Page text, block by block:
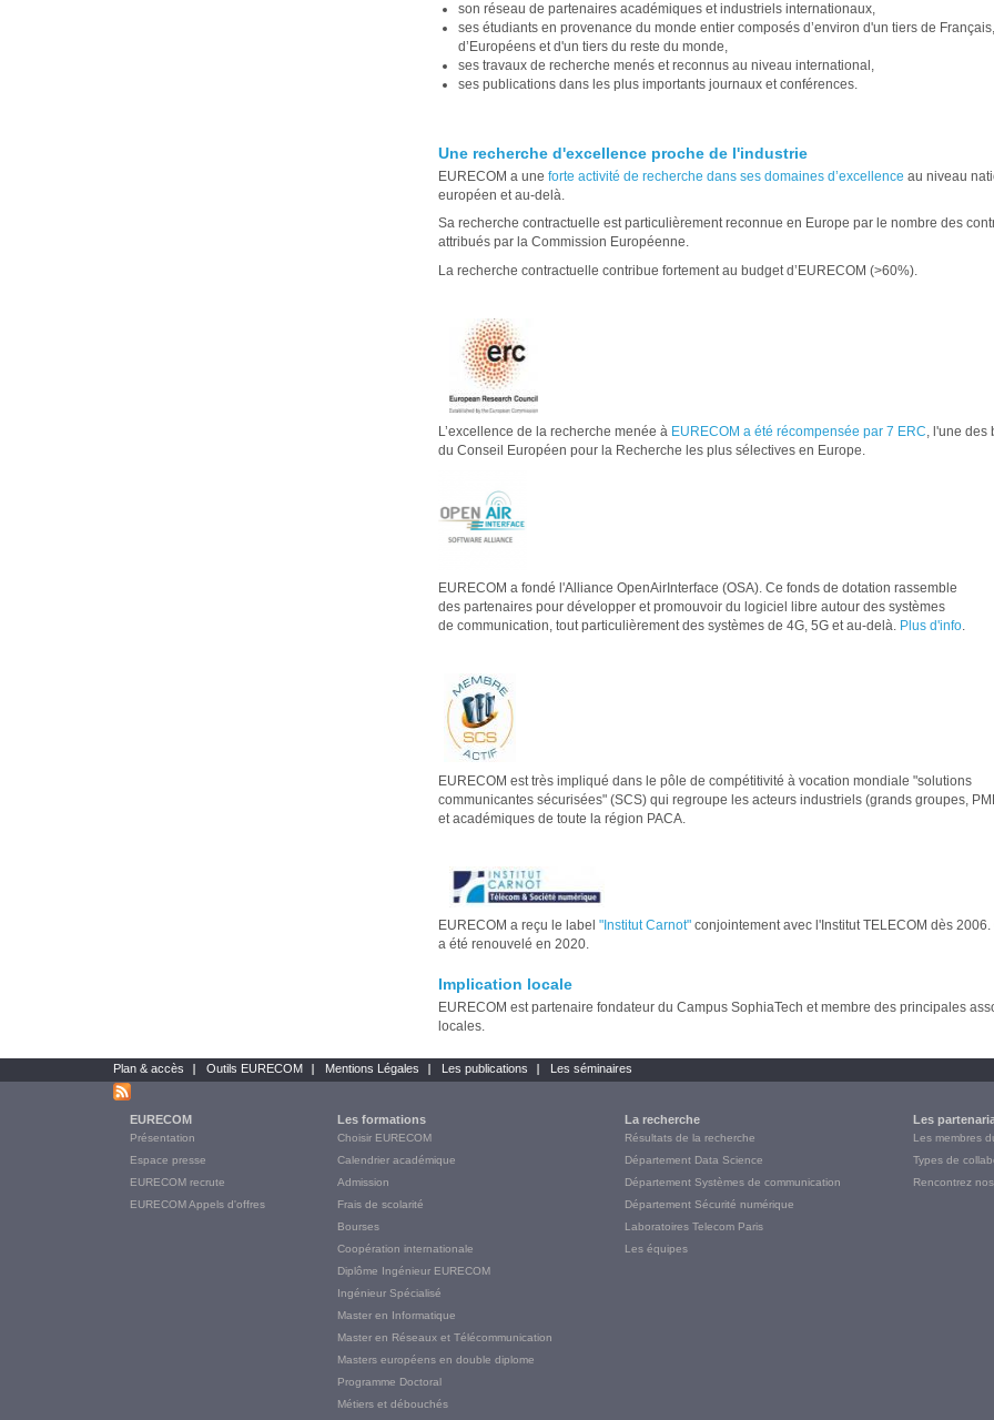
son réseau de partenaires académiques et industriels internationaux,
ses étudiants en provenance du monde entier composés d’environ d'un tiers de
d’Européens et d'un tiers du reste du monde,
ses travaux de recherche menés et reconnus au niveau international,
ses publications dans les plus importants journaux et conférences.
Une recherche d'excellence proche de l'industrie
EURECOM a une forte activité de recherche dans ses domaines d’excellence au niveau
européen et au-delà.
Sa recherche contractuelle est particulièrement reconnue en Europe par le nombre des
attribués par la Commission Européenne.
La recherche contractuelle contribue fortement au budget d’EURECOM (>60%).
L’excellence de la recherche menée à EURECOM a été récompensée par 7 ERC, l'une des
du Conseil Européen pour la Recherche les plus sélectives en Europe.
EURECOM a fondé l'Alliance OpenAirInterface (OSA). Ce fonds de dotation rassemble
des partenaires pour développer et promouvoir du logiciel libre autour des systèmes
de communication, tout particulièrement des systèmes de 4G, 5G et au-delà. Plus d'info.
EURECOM est très impliqué dans le pôle de compétitivité à vocation mondiale "solutions
communicantes sécurisées" (SCS) qui regroupe les acteurs industriels (grands groupes,
et académiques de toute la région PACA.
EURECOM a reçu le label "Institut Carnot"conjointement avec l'Institut TELECOM dès 2006.
a été renouvelé en 2020.
Implication locale
EURECOM est partenaire fondateur du Campus SophiaTech et membre des principales
locales.
Bottom
links
Plan & accès Outils EURECOM Mentions Légales Les publications Les séminaires
Main
Menu
Final
EURECOM
Présentation
Espace presse
EURECOM recrute
EURECOM Appels d'offres
Les formations
Choisir EURECOM
Calendrier académique
Admission
Frais de scolarité
Bourses
Coopération internationale
Diplôme Ingénieur EURECOM
Ingénieur Spécialisé
Master en Informatique
Master en Réseaux et Télécommunication
Masters européens en double diplome
Programme Doctoral
Métiers et débouchés
La recherche
Résultats de la recherche
Département Data Science
Département Systèmes de communication
Département Sécurité numérique
Laboratoires Telecom Paris
Les équipes
Les
Les membres
Types de
Rencontrez